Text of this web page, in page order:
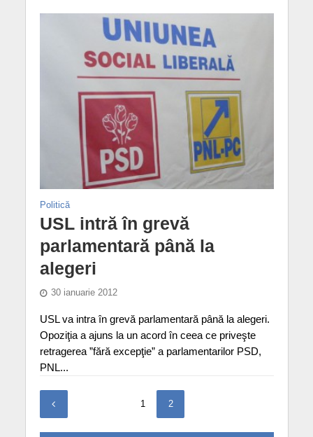
Politică
USL intră în grevă
parlamentară până la
alegeri
30 ianuarie 2012
USL va intra în grevă parlamentară până la alegeri.
Opoziţia a ajuns la un acord în ceea ce priveşte
retragerea ”fără excepţie” a parlamentarilor PSD,
PNL...
1 2